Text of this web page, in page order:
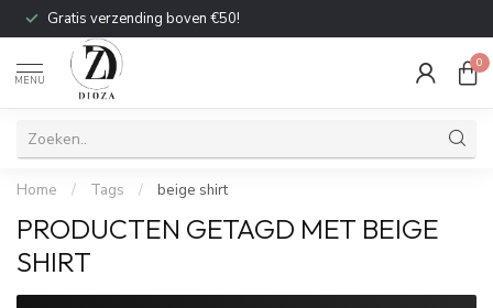
Gratis verzending boven €50!
MENU
0
Home / Tags / beige shirt
PRODUCTEN GETAGD MET BEIGE
SHIRT